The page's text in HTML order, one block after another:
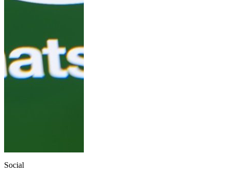
Social